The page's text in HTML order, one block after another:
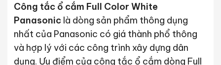
Công tắc ổ cắm Full Color White
Panasoniclà dòng sản phẩm thông dụng
nhất của Panasonic có giá thành phổ thông
và hợp lý với các công trình xây dựng dân
dụng. Ưu điểm của công tắc ổ cắm dòng Full